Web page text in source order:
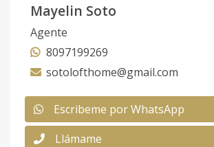
Mayelin Soto
Agente
8097199269
sotolofthome@gmail.com
Escribeme por WhatsApp
Llámame